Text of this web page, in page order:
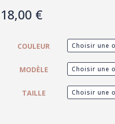
18,00 €
COULEUR
MODÈLE
TAILLE